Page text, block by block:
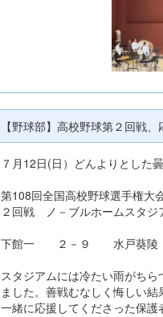
【野球部】高校野球第２回戦
７月12日(日）どんよりとした
第108回全国高校野球選手権大
２回戦 ノ－ブルホームスタジ
下館一 ２－９ 水戸葵陵
スタジアムには冷たい雨がち
ました。善戦むなしく悔しい
一緒に応援してくださった保護